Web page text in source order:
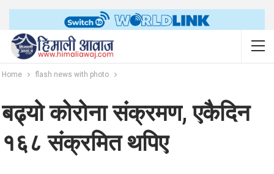
Home flash news with photo
बढ्यो कोरोना संक्रमण, एकैदिन
१६८ संक्रमित थपिए